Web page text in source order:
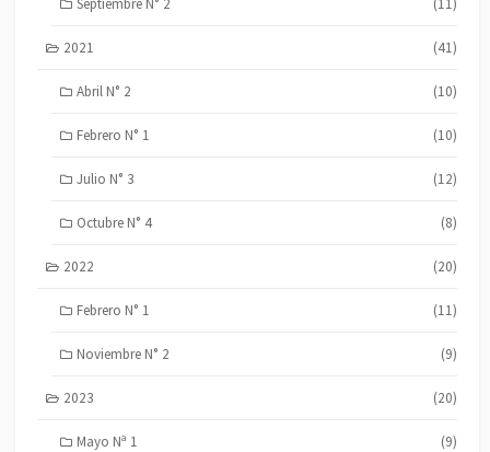
2021 (41)
Abril N° 2 (10)
Febrero N° 1 (10)
Julio N° 3 (12)
Octubre N° 4 (8)
2022 (20)
Febrero N° 1 (11)
Noviembre N° 2 (9)
2023 (20)
Mayo Nª 1 (9)